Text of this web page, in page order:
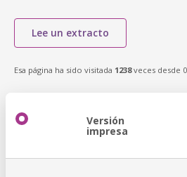
Lee un extracto
Esa página ha sido visitada 1238veces desde
Versión
impresa